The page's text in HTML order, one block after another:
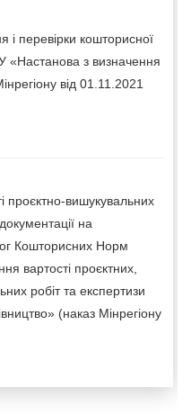
перевірки кошторисної
«Настанова з визначення
від 01.11.2021
проєктно-вишукувальних
на
Кошторисних Норм
вартості проєктних,
робіт та експертизи
(наказ Мінрегіону